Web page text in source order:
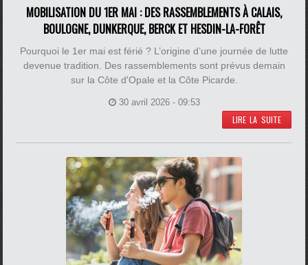
MOBILISATION DU 1ER MAI : DES RASSEMBLEMENTS À CALAIS,
BOULOGNE, DUNKERQUE, BERCK ET HESDIN-LA-FORÊT
Pourquoi le 1er mai est férié ? L’origine d’une journée de lutte
devenue tradition. Des rassemblements sont prévus demain
sur la Côte d'Opale et la Côte Picarde.
30 avril 2026 - 09:53
LIRE LA SUITE